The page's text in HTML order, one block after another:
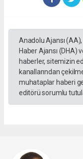
Anadolu Ajansı
Haber Ajansı (DHA)
haberler, sitemizin
kanallarından
muhataplar haberi
editörü sorumlu